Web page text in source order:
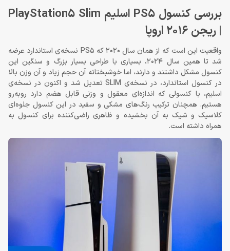
بررسی کنسول PS5 اسلیم PlayStation5 Slim
| ریجن 2016 اروپا
واقعیت این است که از همان سال 2020 که PS5 نسخه‌ی استاندارد عرضه
شد تا همین سال 2024، بسیاری با طراحی بسیار بزرگ و سنگین این
کنسول مشکل داشتند و دارند، اما خوشبختانه آن حجم زیاد و آن وزن بالا
در کنسول استاندارد، در نسخه‌ی SLIM تعدیل شد و اکنون در نسخه‌ی
اسلیم، با کنسولی که اندازه‌ای معقول و وزنی قابل هضم دارد روبه‌رو
هستیم. همچنان ترکیب رنگ‌های مشکی و سفید در این کنسول جلوه‌ای
کلاسیک و شیک به آن بخشیده و ظاهری راضی‌کننده برای کنسول به
همراه داشته است.